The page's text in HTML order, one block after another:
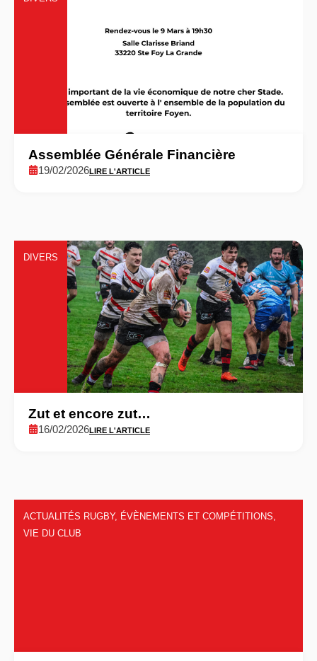
Assemblée Générale Financière
19/02/2026LIRE L'ARTICLE
DIVERS
Zut et encore zut…
16/02/2026LIRE L'ARTICLE
ACTUALITÉS RUGBY, ÉVÈNEMENTS ET COMPÉTITIONS,
VIE DU CLUB